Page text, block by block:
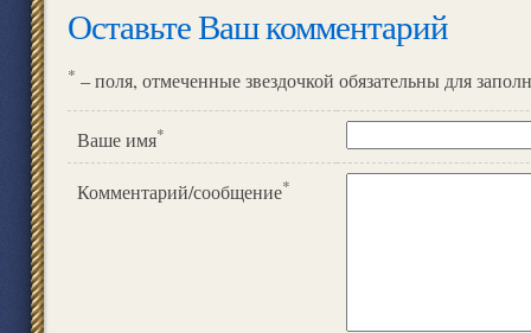
Оставьте Ваш комментарий
* – поля, отмеченные звездочкой обязательны для
Ваше имя*
Комментарий/сообщение*